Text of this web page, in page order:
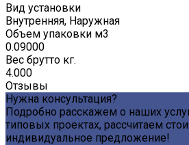
Вид установки
Внутренняя, Наружная
Объем упаковки м3
0.09000
Вес брутто кг.
4.000
Отзывы
Нужна консультация?
Подробно расскажем о наших
типовых проектах, рассчитаем
индивидуальное предложение!